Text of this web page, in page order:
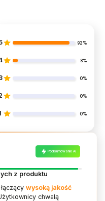
92%
8%
0%
0%
0%
Podsumowanie AI
z produktu
łączącywysoką jakość
chwalą